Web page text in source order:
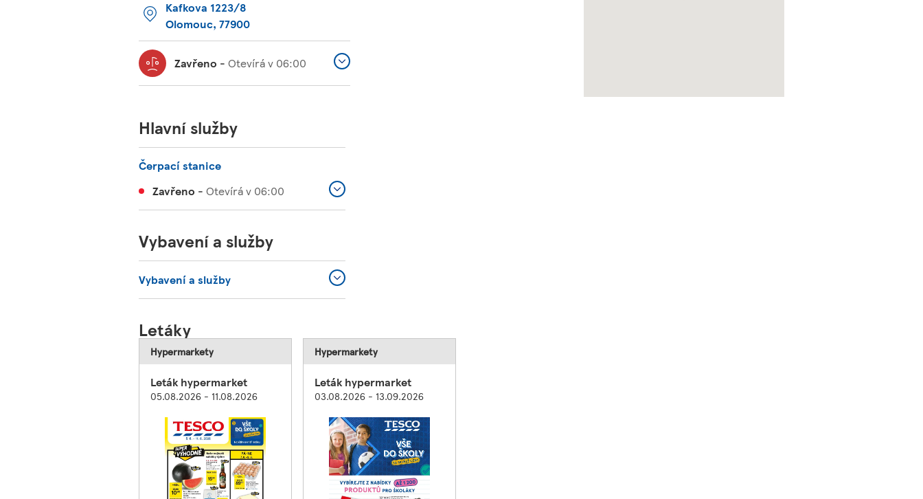
Kafkova 1223/8
Olomouc, 77900
Zavřeno - Otevírá v 06:00
Hlavní služby
Čerpací stanice
Zavřeno - Otevírá v 06:00
Vybavení a služby
Vybavení a služby
Letáky
Hypermarkety
Leták hypermarket
05.08.2026 - 11.08.2026
Hypermarkety
Leták hypermarket
03.08.2026 - 13.09.2026